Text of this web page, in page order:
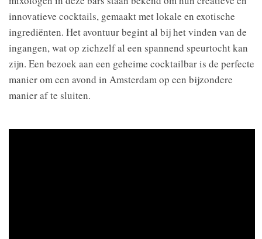
innovatieve cocktails, gemaakt met lokale en exotische
ingrediënten. Het avontuur begint al bij het vinden van de
ingangen, wat op zichzelf al een spannend speurtocht kan
zijn. Een bezoek aan een geheime cocktailbar is de perfecte
manier om een avond in Amsterdam op een bijzondere
manier af te sluiten.